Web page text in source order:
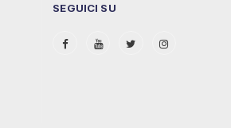
SEGUICI SU